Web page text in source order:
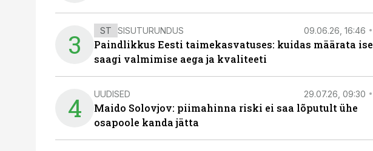
3 ST SISUTURUNDUS 09.06.26, 16:46
Paindlikkus Eesti taimekasvatuses: kuidas määrata ise
saagi valmimise aega ja kvaliteeti
4 UUDISED 29.07.26, 09:30
Maido Solovjov: piimahinna riski ei saa lõputult ühe
osapoole kanda jätta